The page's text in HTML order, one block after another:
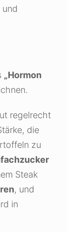
„Hormon
regelrecht
die
zu
Steak
, und
in